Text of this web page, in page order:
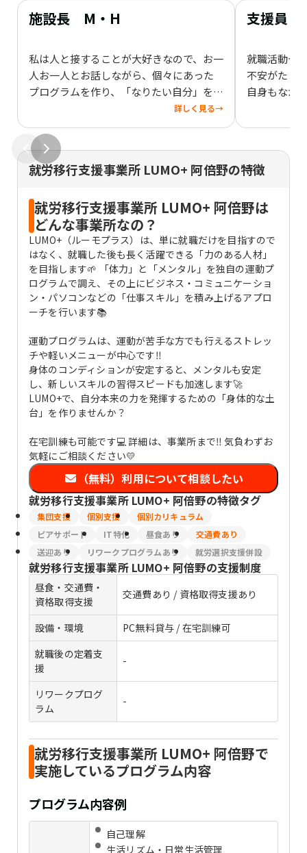
施設長 M・H
私は人と接することが大好きなので、お一
人お一人とお話しながら、個々にあった
プログラムを作り、「なりたい自分」を一
緒に探して実現するお手伝いをしたいと
思っています。 焦らず一歩踏み出してみ
ませんか？ まずはLUMO＋阿倍野に会い
に来てください。
詳しく見る→
支援員
就職活動や
不安がたく
自身もなか
安に感じる
なく、好き
しましょう
就労移行支援事業所 LUMO+ 阿倍野の特徴
就労移行支援事業所 LUMO+ 阿倍野は
どんな事業所なの？
LUMO+（ルーモプラス）は、単に就職だけを目指すので
はなく、就職した後も長く活躍できる「力のある人材」
を目指します🌱 「体力」と「メンタル」を独自の運動プ
ログラムで調え、その上にビジネス・コミュニケーショ
ン・パソコンなどの「仕事スキル」を積み上げるアプロ
ーチを行います📚
運動プログラムは、運動が苦手な方でも行えるストレッ
チや軽いメニューが中心です‼
身体のコンディションが安定すると、メンタルも安定
し、新しいスキルの習得スピードも加速します🚀
LUMO+で、自分本来の力を発揮するための「身体的な土
台」を作りませんか？
在宅訓練も可能です💻 詳細は、事業所まで‼ 気負わずお
気軽にご相談ください💛
（無料）利用について相談したい
就労移行支援事業所 LUMO+ 阿倍野の特徴タグ
集団支援 個別支援
個別カリキュラム
ピアサポート
IT特化 昼食あり
交通費あり
送迎あり
リワークプログラムあり 就労選択支援併設
就労移行支援事業所 LUMO+ 阿倍野の支援制度
昼食・交通費・
資格取得支援
交通費あり / 資格取得支援あり
設備・環境
PC無料貸与 / 在宅訓練可
就職後の定着支
援
-
リワークプログ
ラム
-
就労移行支援事業所 LUMO+ 阿倍野で
実施しているプログラム内容
プログラム内容例
自己理解
生活リズム・日常生活管理